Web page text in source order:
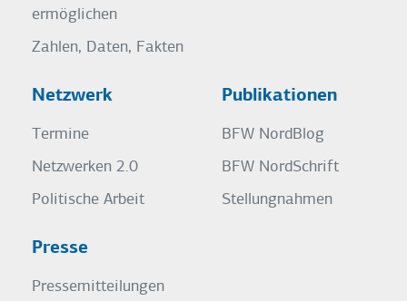
ermöglichen
Zahlen, Daten, Fakten
Netzwerk
Termine
Netzwerken 2.0
Politische Arbeit
Publikationen
BFW NordBlog
BFW NordSchrift
Stellungnahmen
Presse
Pressemitteilungen